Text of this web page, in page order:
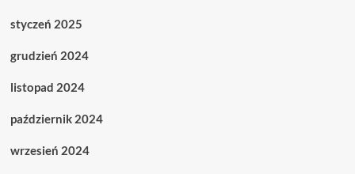
styczeń 2025
grudzień 2024
listopad 2024
październik 2024
wrzesień 2024